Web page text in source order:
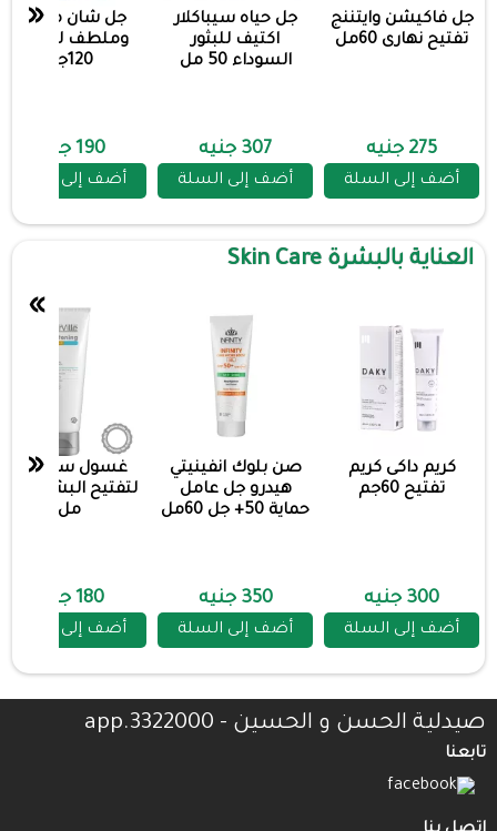
جل فاكيشن وايتننج
تفتيح نهارى 60مل
275 جنيه
أضف إلى السلة
جل حياه سيباكلار
اكتيف للبثور
السوداء 50 مل
307 جنيه
أضف إلى السلة
جل شان مرطب
وملطف للبشرة
120جم
190 جنيه
أضف إلى السلة
«
العناية بالبشرة Skin Care
كريم داكى كريم
تفتيح 60جم
300 جنيه
أضف إلى السلة
صن بلوك انفينيتي
هيدرو جل عامل
حماية 50+ جل 60مل
350 جنيه
أضف إلى السلة
غسول ستارفيل
مل
180 جنيه
أضف إلى السلة
»
«
صيدلية الحسن و الحسين - 3322000.app
تابعنا